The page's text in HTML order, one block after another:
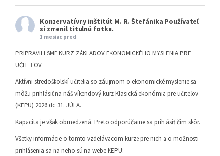
Konzervatívny inštitút M. R. Štefánika Používateľ
si zmenil titulnú fotku.
1 mesiac pred
PRIPRAVILI SME KURZ ZÁKLADOV EKONOMICKÉHO MYSLENIA PRE
UČITEĽOV
Aktívni stredoškolskí učitelia so záujmom o ekonomické myslenie sa
môžu prihlásiť na náš víkendový kurz Klasická ekonómia pre učiteľov
(KEPU) 2026 do 31. JÚLA.
Kapacita je však obmedzená. Preto odporúčame sa prihlásiť čím skôr.
Všetky informácie o tomto vzdelávacom kurze pre nich a o možnosti
prihlásenia sa na neho sú na webe KEPU: